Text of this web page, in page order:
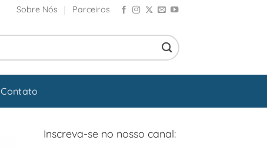
Sobre Nós Parceiros
Contato
Inscreva-se no nosso canal: